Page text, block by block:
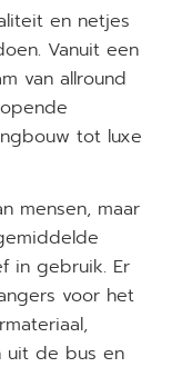
en netjes
Vanuit een
van allround
tot luxe
mensen, maar
in gebruik. Er
voor het
uit de bus en